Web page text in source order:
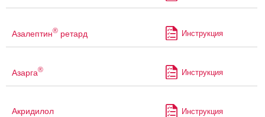
Азалептин® ретард Инструкция
Азарга® Инструкция
Акридилол Инструкция